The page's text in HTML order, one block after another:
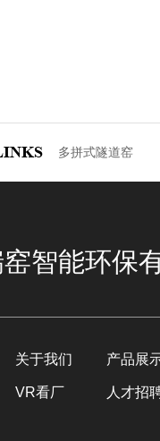
多拼式隧道窑
智能环保
关于我们 产品展
VR看厂 人才招